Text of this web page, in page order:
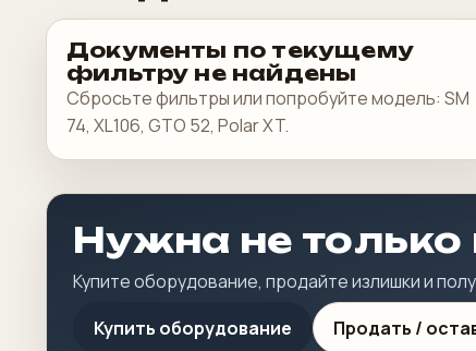
Документы по текущему
фильтру не найдены
Сбросьте фильтры или попробуйте модель: SM
74, XL106, GTO 52, Polar XT.
Нужна не только
Купите оборудование, продайте излишки и
Купить оборудование
Продать /